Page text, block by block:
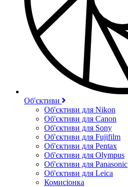
Об'єктиви
Об'єктиви для Nikon
Об'єктиви для Canon
Об'єктиви для Sony
Об'єктиви для Fujifilm
Об'єктиви для Pentax
Об'єктиви для Olympus
Об'єктиви для Panasonic
Об'єктиви для Leica
Комисіонка